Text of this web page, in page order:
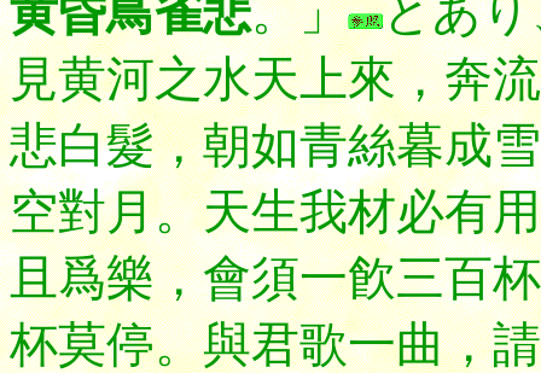
黄昏鳥雀悲。」
とあ
見黄河之水天上來，奔
悲白髮，朝如青絲暮成
空對月。天生我材必有
且爲樂，會須一飮三百
杯莫停。與君歌一曲，